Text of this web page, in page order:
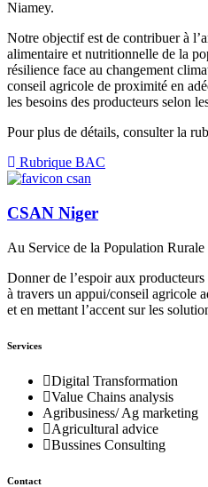
Niamey.
Notre objectif est de contribuer à
alimentaire et nutritionnelle de la
résilience face au changement
conseil agricole de proximité en
les besoins des producteurs selon
Pour plus de détails, consulter la
Rubrique BAC
CSAN Niger
Au Service de la Population Rurale
Donner de l’espoir aux
à travers un appui/conseil agricole
et en mettant l’accent sur les
Services
Digital Transformation
Value Chains analysis
Agribusiness/ Ag marketing
Agricultural advice
Bussines Consulting
Contact